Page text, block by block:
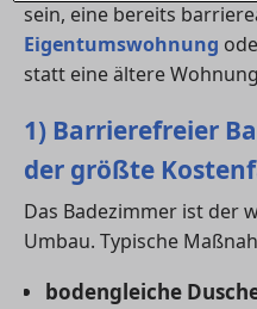
sein, eine bereits
Eigentumswohnung
statt eine ältere
1) Barrierefreier
der größte
Das Badezimmer ist der
Umbau. Typische
bodengleiche